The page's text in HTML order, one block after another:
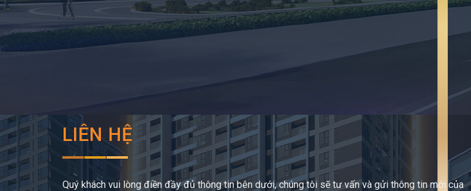
LIÊN HỆ
Quý khách vui lòng điền đầy đủ thông tin bên dưới, chúng tôi sẽ tư vấn và gửi thông tin mới của